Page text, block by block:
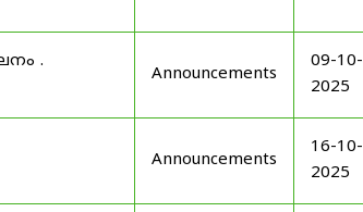
.
Announcements
09-10-
2025
Announcements
16-10-
2025